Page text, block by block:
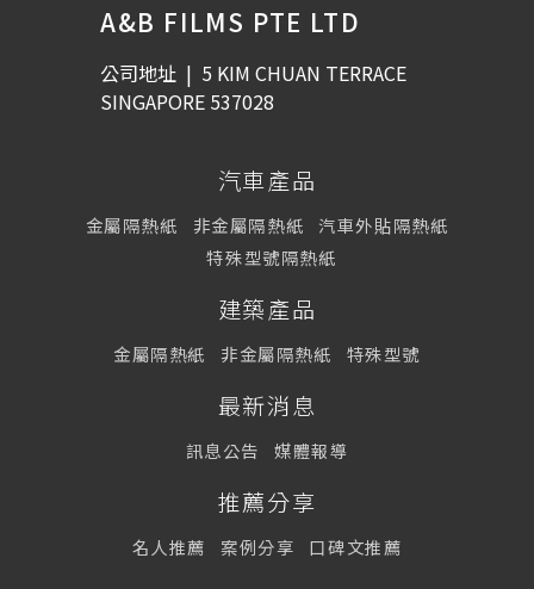
A&B FILMS PTE LTD
公司地址 | 5 KIM CHUAN TERRACE
SINGAPORE 537028
汽車產品
金屬隔熱紙 非金屬隔熱紙
汽車外貼隔熱紙
特殊型號隔熱紙
建築產品
金屬隔熱紙 非金屬隔熱紙 特殊型號
最新消息
訊息公告 媒體報導
推薦分享
名人推薦 案例分享 口碑文推薦